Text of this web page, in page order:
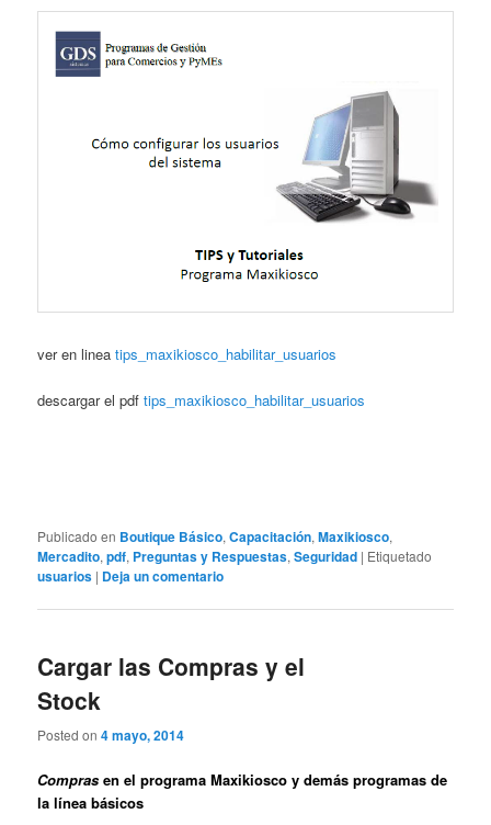
ver en lineatips_maxikiosco_habilitar_usuarios
descargar el pdftips_maxikiosco_habilitar_usuarios
Publicado en Boutique Básico,Capacitación,Maxikiosco,
Mercadito,pdf, Preguntas y Respuestas,Seguridad | Etiquetado
usuarios | Deja un comentario
Cargar las Compras y el
Stock
Posted on4 mayo, 2014
Compras en el programa Maxikiosco y demás programas de
la línea básicos